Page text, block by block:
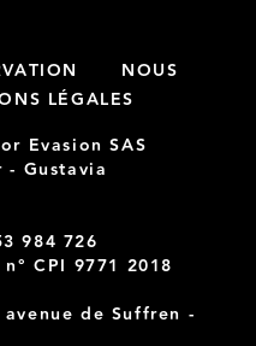
NOUS
LÉGALES
Evasion SAS
- Gustavia
984 726
CPI 9771 2018
de Suffren -